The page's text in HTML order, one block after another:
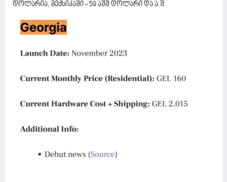
დოლარია, მექსიკაში - 59 აშშ დოლარი და ა.შ.